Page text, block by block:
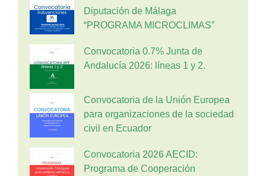
Diputación de Málaga
“PROGRAMA MICROCLIMAS”
Convocatoria 0.7% Junta de
Andalucía 2026: líneas 1 y 2.
Convocatoria de la Unión Europea
para organizaciones de la sociedad
civil en Ecuador
Convocatoria 2026 AECID:
Programa de Cooperación